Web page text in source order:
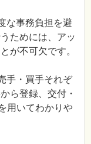
な事務負担を避
ためには、アッ
が不可欠です。
手・買手それぞ
ら登録、交付・
用いてわかりや